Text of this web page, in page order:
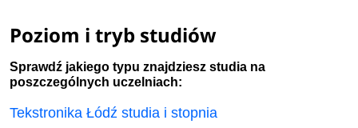
Poziom i tryb studiów
Sprawdź jakiego typu znajdziesz studia na
poszczególnych uczelniach:
Tekstronika Łódź studia i stopnia